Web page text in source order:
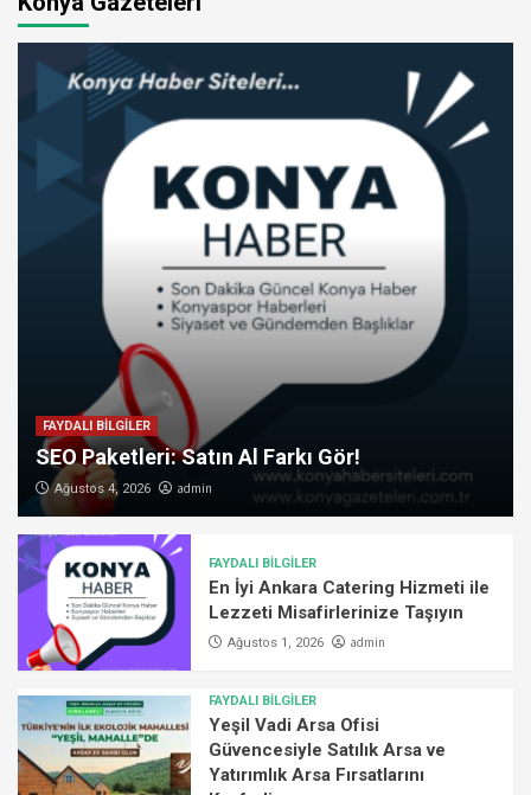
FAYDALI BİLGİLER
SEO Paketleri: Satın Al Farkı Gör!
Ağustos 4, 2026 admin
FAYDALI BİLGİLER
En İyi Ankara Catering Hizmeti ile
Lezzeti Misafirlerinize Taşıyın
Ağustos 1, 2026 admin
FAYDALI BİLGİLER
Yeşil Vadi Arsa Ofisi
Güvencesiyle Satılık Arsa ve
Yatırımlık Arsa Fırsatlarını